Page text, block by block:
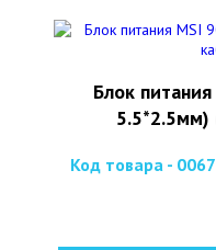
Блок
5.5*2.5мм)
Код товара -